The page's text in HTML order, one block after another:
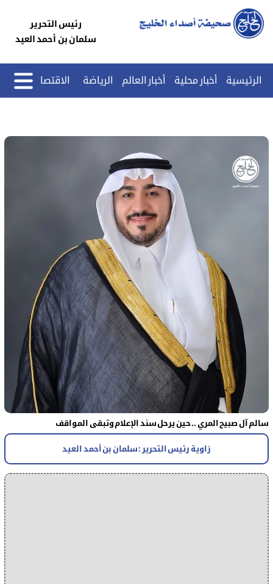
رئيس التحرير
سلمان بن أحمد العيد
الرئيسية أخبار محلية أخبار العالم الرياضة الاقتصاد
سالم آل صبيح المري .. حين يرحل سند الإعلام وتبقى المواقف
زاوية رئيس التحرير : سلمان بن أحمد العيد